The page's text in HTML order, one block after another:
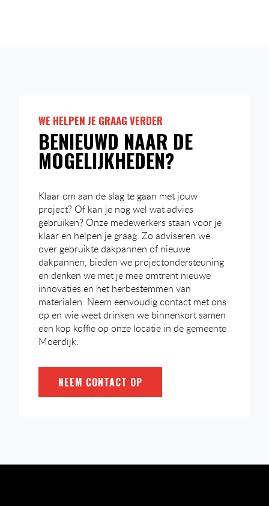
WE HELPEN JE GRAAG VERDER
BENIEUWD NAAR DE
MOGELIJKHEDEN?
Klaar om aan de slag te gaan met jouw
project? Of kan je nog wel wat advies
gebruiken? Onze medewerkers staan voor je
klaar en helpen je graag. Zo adviseren we
over gebruikte dakpannen of nieuwe
dakpannen, bieden we projectondersteuning
en denken we met je mee omtrent nieuwe
innovaties en het herbestemmen van
materialen. Neem eenvoudig contact met ons
op en wie weet drinken we binnenkort samen
een kop koffie op onze locatie in de gemeente
Moerdijk.
NEEM CONTACT OP